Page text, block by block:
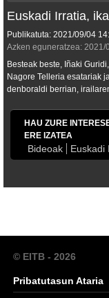
Euskadi Irratia,
Publikatuta: 2021/09/04
Azken eguneratzea: 2021/
Besteak beste, Iñaki
Nagore Telleria esatariak
denboraldi berrian,
HAU ZURE
ERE IZATEA
Bideoak Euskadi
© EITB - 2026
Pribatutasun Ataria